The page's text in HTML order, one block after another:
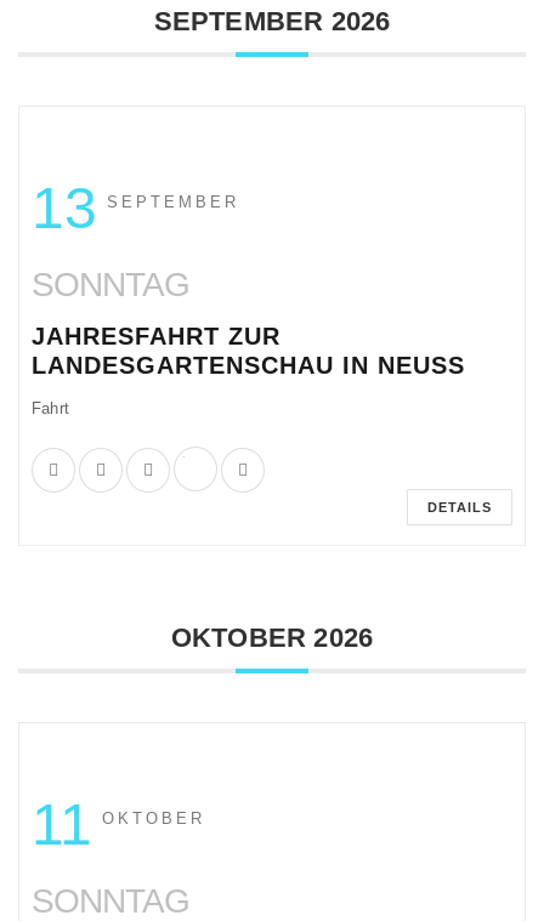
SEPTEMBER 2026
13 SEPTEMBER
SONNTAG
JAHRESFAHRT ZUR
LANDESGARTENSCHAU IN NEUSS
Fahrt
DETAILS
OKTOBER 2026
11 OKTOBER
SONNTAG